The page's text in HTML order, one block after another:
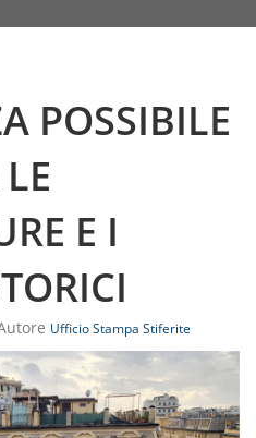
POSSIBILE
E I
Ufficio Stampa Stiferite